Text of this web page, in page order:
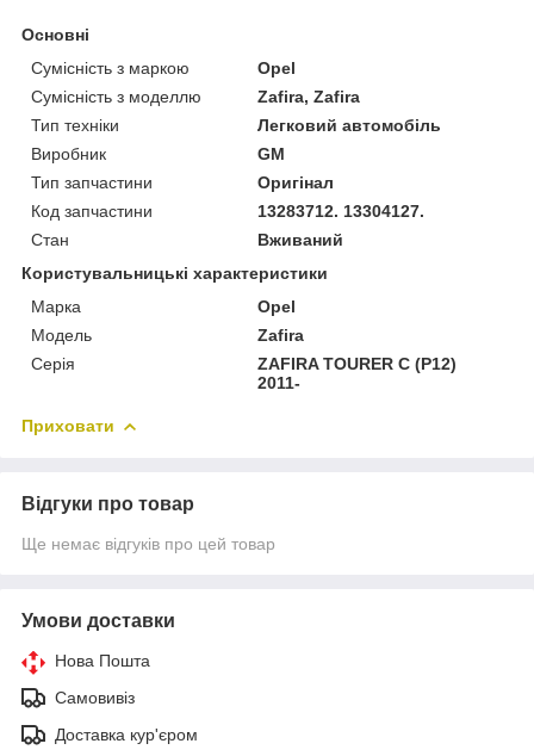
Основні
Сумісність з маркою
Opel
Сумісність з моделлю
Zafira, Zafira
Тип техніки
Легковий автомобіль
Виробник
GM
Тип запчастини
Оригінал
Код запчастини
13283712. 13304127.
Стан
Вживаний
Користувальницькі характеристики
Марка
Opel
Модель
Zafira
Серія
ZAFIRA TOURER C (P12)
2011-
Приховати
Відгуки про товар
Ще немає відгуків про цей товар
Умови доставки
Нова Пошта
Самовивіз
Доставка кур'єром